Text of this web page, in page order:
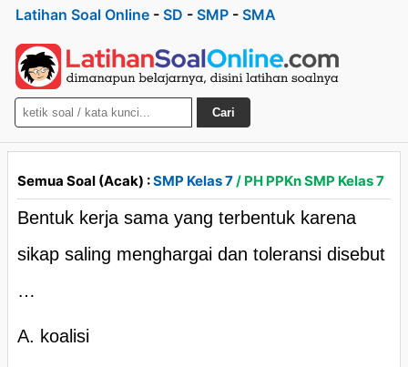
Latihan Soal Online - SD - SMP - SMA
Cari
Semua Soal (Acak) :SMP Kelas 7/ PH PPKn SMP Kelas 7
Bentuk kerja sama yang terbentuk karena
sikap saling menghargai dan toleransi disebut
…
A. koalisi